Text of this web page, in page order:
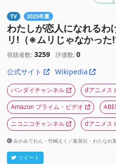
TV 2025年夏
わたしが恋人になれるわ
リ!（※ムリじゃなかった
視聴者数: 3259 評価数: 0
公式サイト
Wikipedia
バンダイチャンネル
dアニメス
Amazon プライム・ビデオ
ニコニコチャンネル
dアニメス
みかみてれん・竹嶋えく／集英社・わたなれ
ツイート